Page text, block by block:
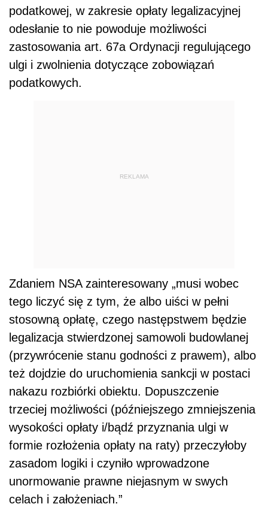
podatkowej, w zakresie opłaty legalizacyjnej
odesłanie to nie powoduje możliwości
zastosowania art. 67a Ordynacji regulującego
ulgi i zwolnienia dotyczące zobowiązań
podatkowych.
REKLAMA
Zdaniem NSA zainteresowany „musi wobec
tego liczyć się z tym, że albo uiści w pełni
stosowną opłatę, czego następstwem będzie
legalizacja stwierdzonej samowoli budowlanej
(przywrócenie stanu godności z prawem), albo
też dojdzie do uruchomienia sankcji w postaci
nakazu rozbiórki obiektu. Dopuszczenie
trzeciej możliwości (późniejszego zmniejszenia
wysokości opłaty i/bądź przyznania ulgi w
formie rozłożenia opłaty na raty) przeczyłoby
zasadom logiki i czyniło wprowadzone
unormowanie prawne niejasnym w swych
celach i założeniach.”